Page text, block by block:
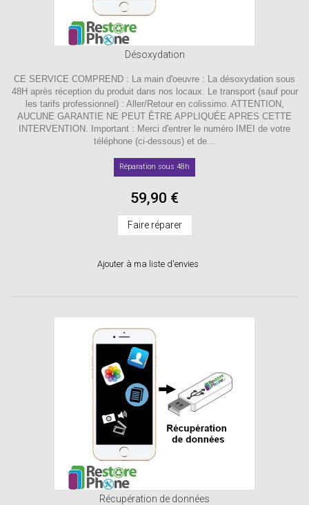
Désoxydation
CE SERVICE COMPREND : La main d'oeuvre : La désoxydation sous
48H après réception du produit dans nos locaux. Le transport (sauf pour
les tarifs professionnel) : Aller/Retour en colissimo. ATTENTION,
AUCUNE GARANTIE NE PEUT ÊTRE APPLIQUÉE APRES CETTE
INTERVENTION. Important : Merci d'entrer le numéro IMEI de votre
téléphone (ci-dessous) et de...
Réparation sous 48h
59,90 €
Faire réparer
Ajouter à ma liste d'envies
Récupération de données